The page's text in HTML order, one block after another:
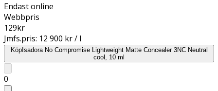
Endast online
Webbpris
129kr
Jmfs.pris: 12 900 kr / l
KöpIsadora No Compromise Lightweight Matte Concealer 3NC Neutral
cool, 10 ml
0